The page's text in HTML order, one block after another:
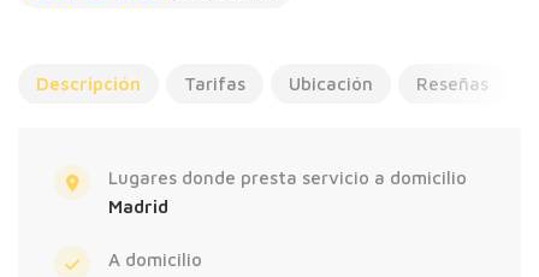
Descripción Tarifas Ubicación Reseñas
Lugares donde presta servicio a domicilio
Madrid
A domicilio